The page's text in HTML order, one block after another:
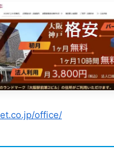
式HPはこちら
本を中心に展開している
意されており、月額料金
た、新規申込時に長期割
金・預かり保証金が無料
office/